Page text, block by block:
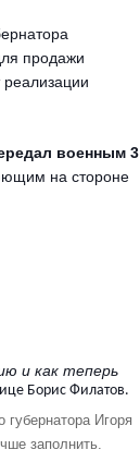
продажи
реализации
военным 3
на стороне
и как теперь
Борис Филатов.
губернатора Игоря
заполнить.